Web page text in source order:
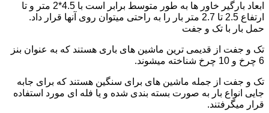
ابعاد بارگیر خاور ها به طور متوسط برابر است با 4.5*2 متر و تا
ارتفاع 2.5 تا 2.7 متر بار را به راحتی میتوان روی آنها قرار داد.
حمل بار با تک و جفت
تک و جفت از قدیمی ترین ماشین های باری هستند که به عنوان بنز
6 چرخ و 10 چرخ شناخته میشوند.
تک و جفت از جمله ماشین های برای سنگین هستند که برای جابه
جایی انواع بار به صورت بسته بندی شده و یا فله ای مورد استفاده
قرار میگرفتند.